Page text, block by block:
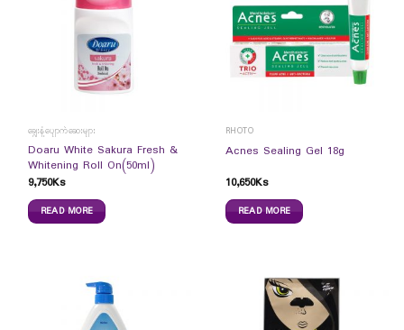
ချွေးနံ့ပျောက်ဆေးများ
Doaru White Sakura Fresh &
Whitening Roll On(50ml)
9,750Ks
READ MORE
RHOTO
Acnes Sealing Gel 18g
10,650Ks
READ MORE